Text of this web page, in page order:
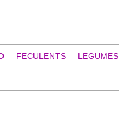
FECULENTS LEGUMES